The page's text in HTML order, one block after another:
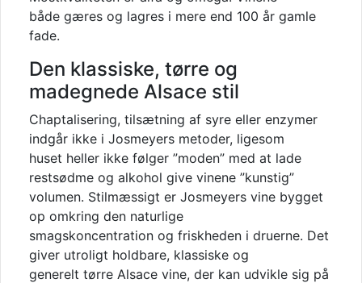
både gæres og lagres i mere end 100 år gamle
fade.
Den klassiske, tørre og
madegnede Alsace stil
Chaptalisering, tilsætning af syre eller enzymer
indgår ikke i Josmeyers metoder, ligesom
huset heller ikke følger ”moden” med at lade
restsødme og alkohol give vinene ”kunstig”
volumen. Stilmæssigt er Josmeyers vine bygget
op omkring den naturlige
smagskoncentration og friskheden i druerne. Det
giver utroligt holdbare, klassiske og
generelt tørre Alsace vine, der kan udvikle sig på